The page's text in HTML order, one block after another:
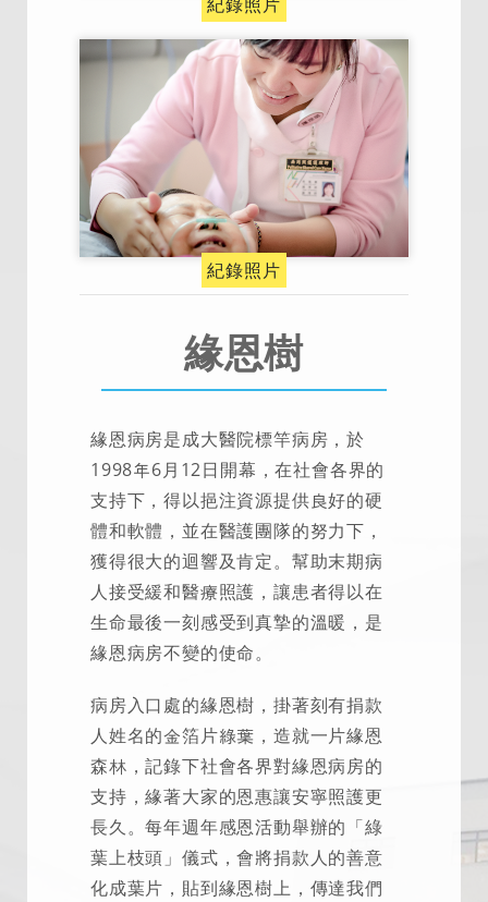
紀錄照片
緣恩樹
緣恩病房是成大醫院標竿病房，於
1998年6月12日開幕，在社會各界的
支持下，得以挹注資源提供良好的硬
體和軟體，並在醫護團隊的努力下，
獲得很大的迴響及肯定。幫助末期病
人接受緩和醫療照護，讓患者得以在
生命最後一刻感受到真摯的溫暖，是
緣恩病房不變的使命。
病房入口處的緣恩樹，掛著刻有捐款
人姓名的金箔片綠葉，造就一片緣恩
森林，記錄下社會各界對緣恩病房的
支持，緣著大家的恩惠讓安寧照護更
長久。每年週年感恩活動舉辦的「綠
葉上枝頭」儀式，會將捐款人的善意
化成葉片，貼到緣恩樹上，傳達我們